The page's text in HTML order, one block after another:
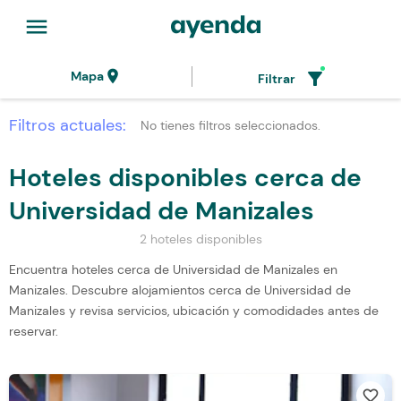
menu
Mapalocation_on Filtrar filter_alt
Filtros actuales: No tienes filtros seleccionados.
Hoteles disponibles cerca de
Universidad de Manizales
2 hoteles disponibles
Encuentra hoteles cerca de Universidad de Manizales en
Manizales. Descubre alojamientos cerca de Universidad de
Manizales y revisa servicios, ubicación y comodidades antes de
reservar.
favorite_border